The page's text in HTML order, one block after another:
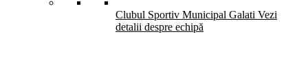
Clubul Sportiv Municipal Galati Vezi
detalii despre echipă